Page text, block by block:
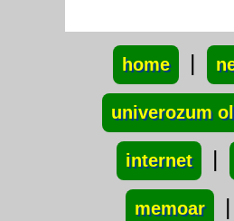
home |
univerozum
internet |
memoar |